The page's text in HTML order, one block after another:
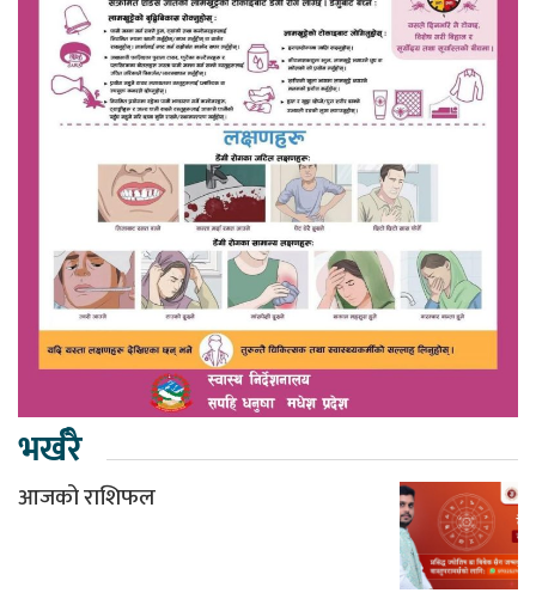
भर्खरै
आजको राशिफल